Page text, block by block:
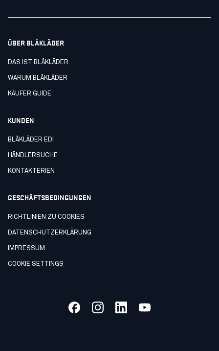
ÜBER BLÅKLÄDER
DAS IST BLÅKLÄDER
WARUM BLÅKLÄDER
KÄUFER GUIDE
KUNDEN
BLÅKLÄDER EDI
HÄNDLERSUCHE
KONTAKTERIEN
GESCHÄFTSBEDINGUNGEN
RICHTLINIEN ZU COOKIES
DATENSCHUTZERKLÄRUNG
IMPRESSUM
COOKIE SETTINGS